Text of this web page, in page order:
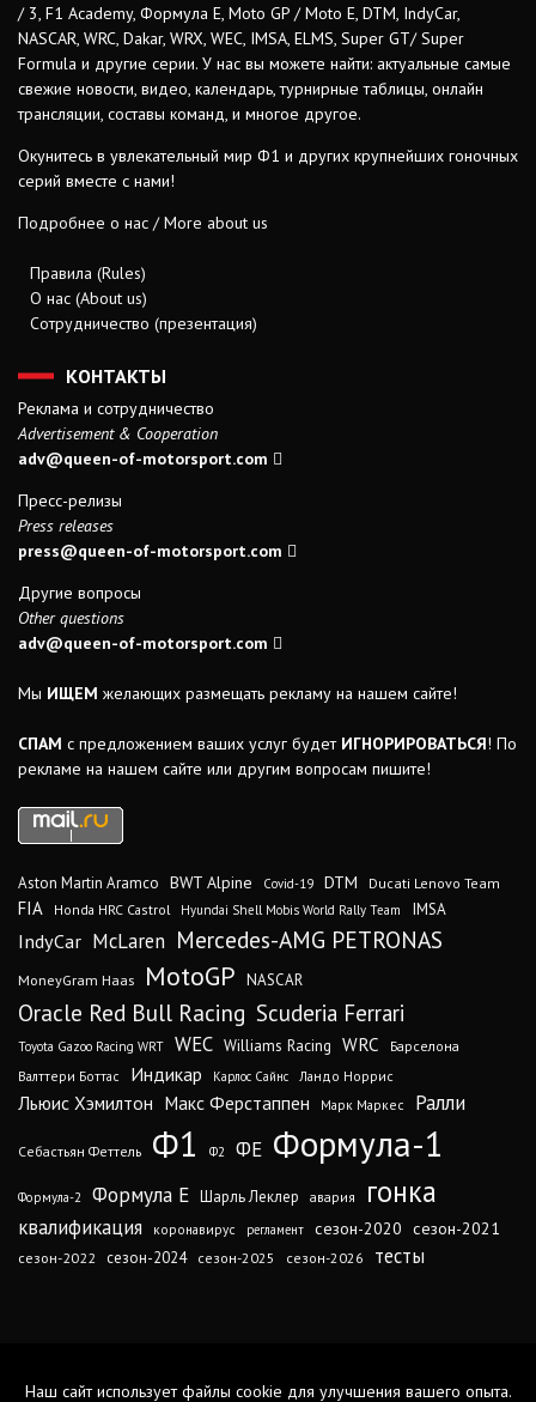
/ 3, F1 Academy, Формула Е, Moto GP / Moto E, DTM, IndyCar,
NASCAR, WRC, Dakar, WRX, WEC, IMSA, ELMS, Super GT/ Super
Formula и другие серии. У нас вы можете найти: актуальные самые
свежие новости, видео, календарь, турнирные таблицы, онлайн
трансляции, составы команд, и многое другое.
Окунитесь в увлекательный мир Ф1 и других крупнейших гоночных
серий вместе с нами!
Подробнее о нас / More about us
Правила (Rules)
О нас (About us)
Сотрудничество (презентация)
КОНТАКТЫ
Реклама и сотрудничество
Advertisement & Cooperation
adv@queen-of-motorsport.com
Пресс-релизы
Press releases
press@queen-of-motorsport.com
Другие вопросы
Other questions
adv@queen-of-motorsport.com
Мы ИЩЕМ желающих размещать рекламу на нашем сайте!
СПАМ с предложением ваших услуг будет ИГНОРИРОВАТЬСЯ! По
рекламе на нашем сайте или другим вопросам пишите!
Aston Martin Aramco BWT Alpine Covid-19 DTM Ducati Lenovo Team
FIA Honda HRC Castrol Hyundai Shell Mobis World Rally Team IMSA
IndyCar McLaren Mercedes-AMG PETRONAS
MoneyGram Haas MotoGP NASCAR
Oracle Red Bull Racing Scuderia Ferrari
Toyota Gazoo Racing WRT WEC Williams Racing WRC
Барселона
Валттери Боттас
Индикар Карлос Сайнс Ландо Норрис
Льюис Хэмилтон Макс Ферстаппен Марк Маркес Ралли
Себастьян Феттель Ф1 Ф2 ФЕ Формула-1
Формула-2 Формула Е Шарль Леклер авария гонка
квалификация коронавирус регламент сезон-2020 сезон-2021
сезон-2022 сезон-2024 сезон-2025 сезон-2026 тесты
Наш сайт использует файлы cookie для улучшения вашего опыта.